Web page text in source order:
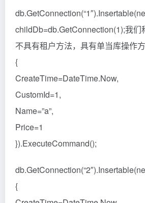
childDb=db.GetConnection(1);我们
不具有租户方法，具有单当库操作
{
CreateTime=DateTime.Now,
CustomId=1,
Name=”a”,
Price=1
}).ExecuteCommand();
{